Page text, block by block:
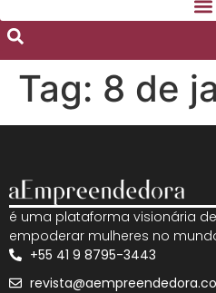
Tag: 8 de
é uma plataforma visionária
empoderar mulheres no
+55 41 9 8795-3443